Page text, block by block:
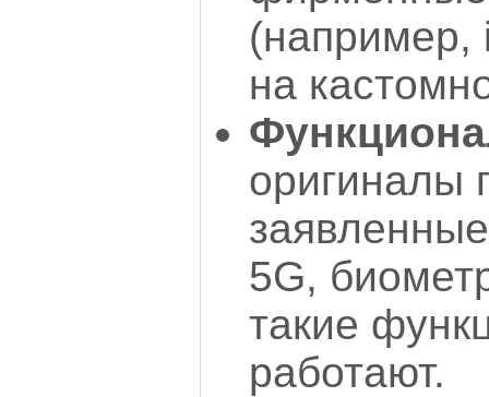
(например,
на
оригиналы
5G,
такие
работают.